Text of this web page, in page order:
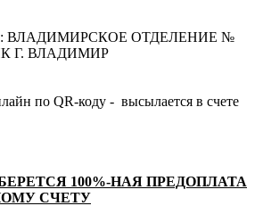
ВЛАДИМИРСКОЕ ОТДЕЛЕНИЕ №
Г. ВЛАДИМИР
по QR-коду - высылается в счете
100%-НАЯ ПРЕДОПЛАТА
СЧЕТУ